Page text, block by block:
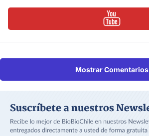
Mostrar Comentarios